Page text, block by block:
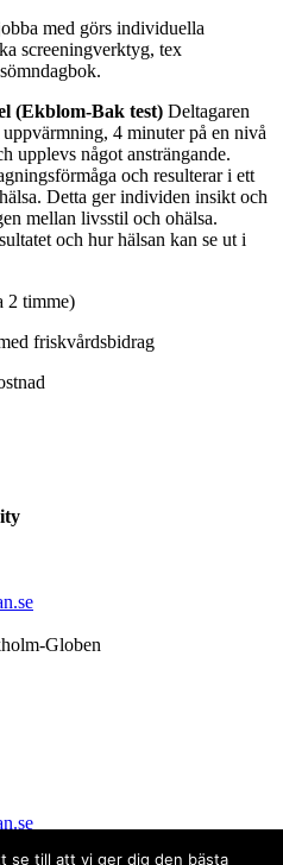
med görs individuella
screeningverktyg, tex
(Ekblom-Bak test) Deltagaren
4 minuter på en nivå
upplevs något ansträngande.
och resulterar i ett
Detta ger individen insikt och
mellan livsstil och ohälsa.
och hur hälsan kan se ut i
2 timme)
friskvårdsbidrag
Globen
se till att vi ger dig den bästa